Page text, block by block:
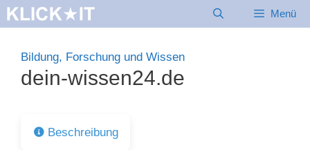
Zum
Inhalt
Menü
Bildung, Forschung und Wissen
dein-wissen24.de
Beschreibung